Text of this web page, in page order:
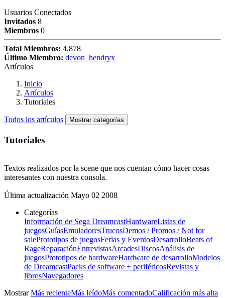
Usuarios Conectados
Invitados 8
Miembros 0
Total Miembros: 4,878
Último Miembro: devon_hendryx
Artículos
Inicio
Artículos
Tutoriales
Todos los artículos Mostrar categorías
Tutoriales
Textos realizados por la scene que nos cuentan cómo hacer cosas
interesantes con nuestra consola.
Última actualización Mayo 02 2008
Categorías
Información de Sega DreamcastHardwareListas de
juegosGuíasEmuladoresTrucosDemos / Promos / Not for
salePrototipos de juegosFerias y EventosDesarrolloBeats of
RageReparaciónEntrevistasArcadesDiscosAnálisis de
juegosPrototipos de hardwareHardware de desarrolloModelos
de DreamcastPacks de software + periféricosRevistas y
librosNavegadores
Mostrar Más recienteMás leídoMás comentadoCalificación más alta